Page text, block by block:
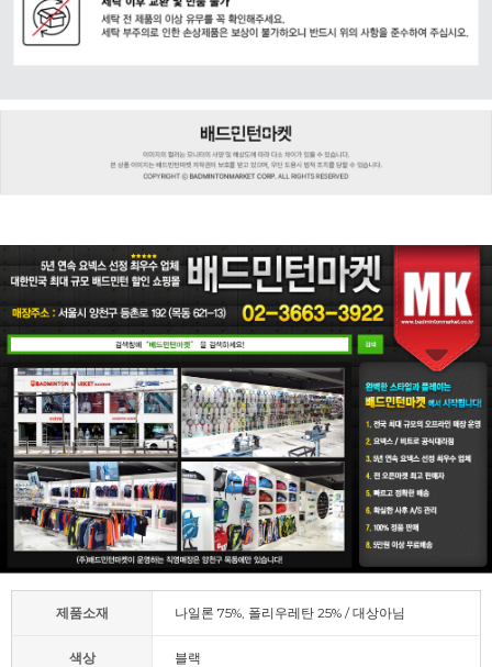
제품소재 나일론 75%, 폴리우레탄 25% / 대상아님
색상 블랙